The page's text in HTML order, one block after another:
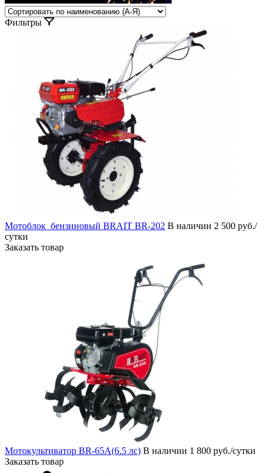
Фильтры
Мотоблок бензиновый BRAIT BR-202 В наличии 2 500 руб./
сутки
Заказать товар
Мотокультиватор BR-65А(6.5 лс) В наличии 1 800 руб./сутки
Заказать товар